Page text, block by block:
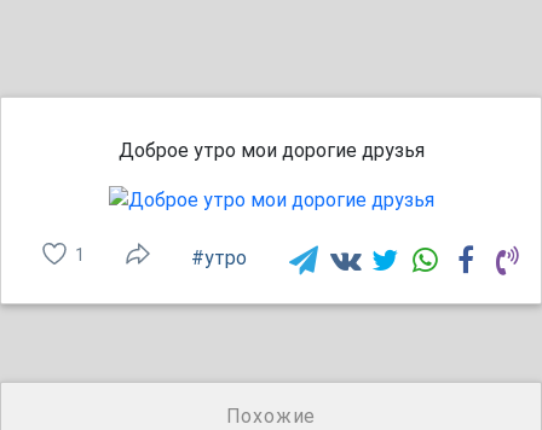
Доброе утро мои дорогие друзья
1 #утро
Похожие